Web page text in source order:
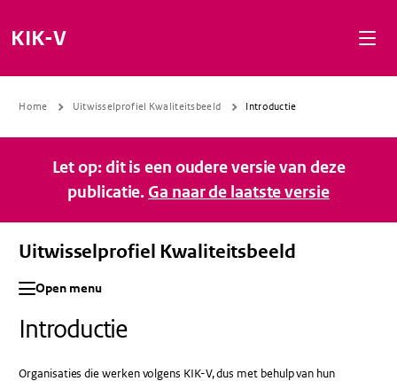
KIK-V
Home Uitwisselprofiel Kwaliteitsbeeld Introductie
Let op: dit is een oudere versie van deze
publicatie. Ga naar de laatste versie
Uitwisselprofiel Kwaliteitsbeeld
Open menu
Introductie
Organisaties die werken volgens KIK-V, dus met behulp van hun